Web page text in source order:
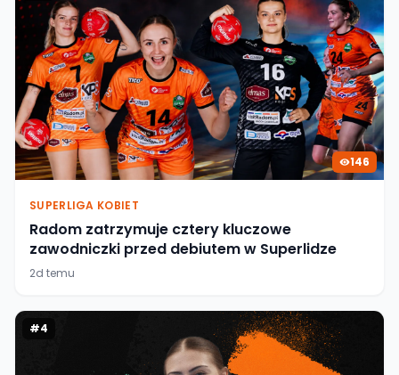
146
SUPERLIGA KOBIET
Radom zatrzymuje cztery kluczowe
zawodniczki przed debiutem w Superlidze
2d temu
#4